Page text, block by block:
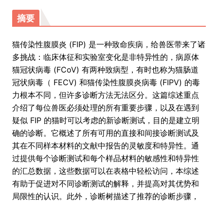
摘要
猫传染性腹膜炎 (FIP) 是一种致命疾病，给兽医带来了诸
多挑战：临床体征和实验室变化是非特异性的，病原体
猫冠状病毒 (FCoV) 有两种致病型，有时也称为猫肠道
冠状病毒（ FECV) 和猫传染性腹膜炎病毒 (FIPV) 的毒
力根本不同，但许多诊断方法无法区分。这篇综述重点
介绍了每位兽医必须处理的所有重要步骤，以及在遇到
疑似 FIP 的猫时可以考虑的新诊断测试，目的是建立明
确的诊断。它概述了所有可用的直接和间接诊断测试及
其在不同样本材料的文献中报告的灵敏度和特异性。通
过提供每个诊断测试和每个样品材料的敏感性和特异性
的汇总数据，这些数据可以在表格中轻松访问，本综述
有助于促进对不同诊断测试的解释，并提高对其优势和
局限性的认识。此外，诊断树描述了推荐的诊断步骤，